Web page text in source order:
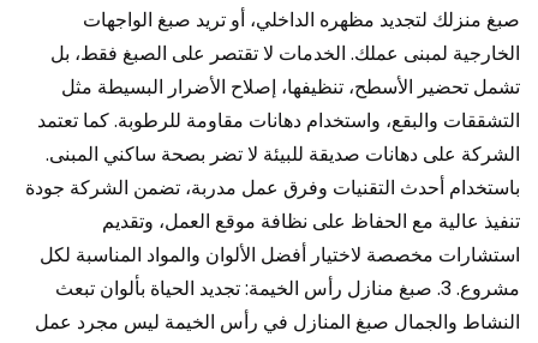
صبغ منزلك لتجديد مظهره الداخلي، أو تريد صبغ الواجهات
الخارجية لمبنى عملك. الخدمات لا تقتصر على الصبغ فقط، بل
تشمل تحضير الأسطح، تنظيفها، إصلاح الأضرار البسيطة مثل
التشققات والبقع، واستخدام دهانات مقاومة للرطوبة. كما تعتمد
الشركة على دهانات صديقة للبيئة لا تضر بصحة ساكني المبنى.
باستخدام أحدث التقنيات وفرق عمل مدربة، تضمن الشركة جودة
تنفيذ عالية مع الحفاظ على نظافة موقع العمل، وتقديم
استشارات مخصصة لاختيار أفضل الألوان والمواد المناسبة لكل
مشروع. 3. صبغ منازل رأس الخيمة: تجديد الحياة بألوان تبعث
النشاط والجمال صبغ المنازل في رأس الخيمة ليس مجرد عمل